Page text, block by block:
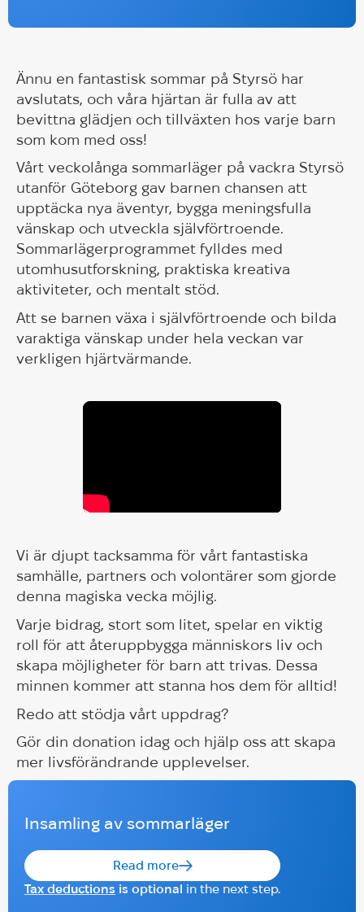
Ännu en fantastisk sommar på Styrsö har
avslutats, och våra hjärtan är fulla av att
bevittna glädjen och tillväxten hos varje barn
som kom med oss!
Vårt veckolånga sommarläger på vackra Styrsö
utanför Göteborg gav barnen chansen att
upptäcka nya äventyr, bygga meningsfulla
vänskap och utveckla självförtroende.
Sommarlägerprogrammet fylldes med
utomhusutforskning, praktiska kreativa
aktiviteter, och mentalt stöd.
Att se barnen växa i självförtroende och bilda
varaktiga vänskap under hela veckan var
verkligen hjärtvärmande.
Vi är djupt tacksamma för vårt fantastiska
samhälle, partners och volontärer som gjorde
denna magiska vecka möjlig.
Varje bidrag, stort som litet, spelar en viktig
roll för att återuppbygga människors liv och
skapa möjligheter för barn att trivas. Dessa
minnen kommer att stanna hos dem för alltid!
Redo att stödja vårt uppdrag?
Gör din donation idag och hjälp oss att skapa
mer livsförändrande upplevelser.
Insamling av sommarläger
Read more
Tax deductions is optional in the next step.